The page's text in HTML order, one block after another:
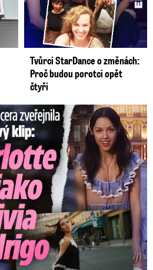
Tvůrci StarDance o změnách:
Proč budou porotci opět
čtyři
klip: Je jako Olivie Rodrigo!